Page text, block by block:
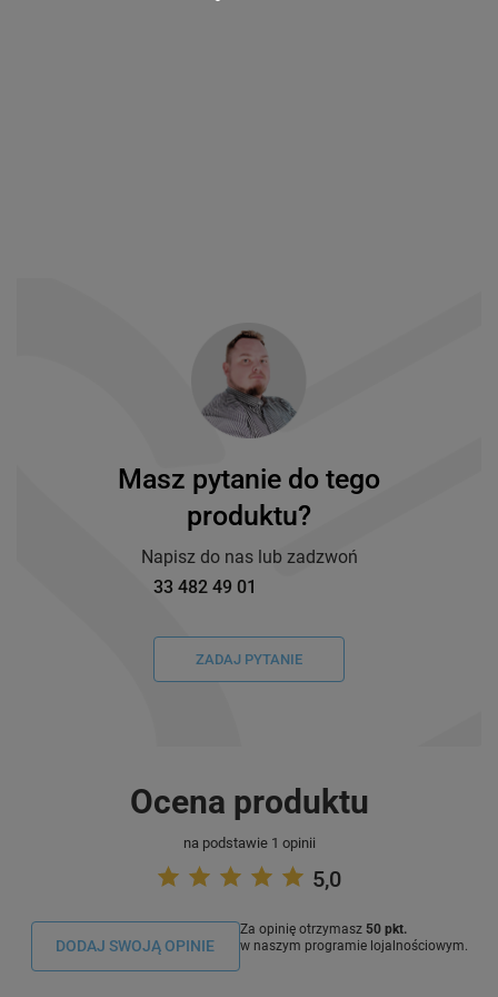
Masz pytanie do tego
produktu?
Napisz do nas lub zadzwoń
33 482 49 01
ZADAJ PYTANIE
Ocena produktu
na podstawie 1 opinii
5,0
DODAJ SWOJĄ OPINIE
Za opinię otrzymasz 50 pkt.
w naszym programie lojalnościowym.